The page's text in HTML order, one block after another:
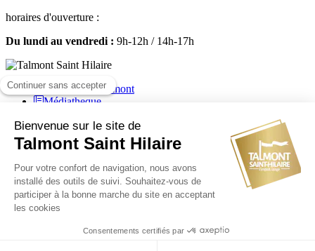
horaires d'ouverture :
Du lundi au vendredi : 9h-12h / 14h-17h
Médiatheque
Mairie de Talmont Saint Hilaire - Tous droits réservés - 2024
Plan de site-Mentions légales